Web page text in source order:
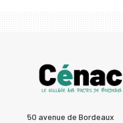
50 avenue de Bordeaux